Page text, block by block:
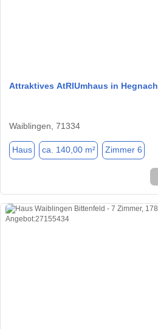
Attraktives AtRIUmhaus in Hegnach
Waiblingen, 71334
Haus ca. 140,00 m² Zimmer 6